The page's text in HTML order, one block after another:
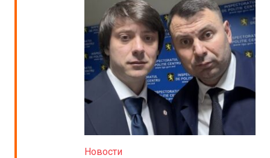
Новости